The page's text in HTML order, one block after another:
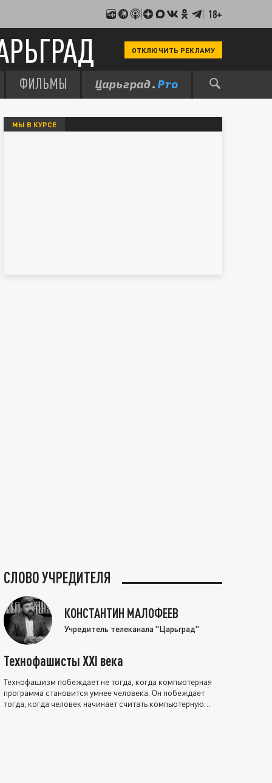
18+
ОТКЛЮЧИТЬ РЕКЛАМУ
ФИЛЬМЫ
МЫ В КУРСЕ
СЛОВО УЧРЕДИТЕЛЯ
КОНСТАНТИН МАЛОФЕЕВ
Учредитель телеканала "Царьград"
Технофашисты XXI века
Технофашизм побеждает не тогда, когда компьютерная
программа становится умнее человека. Он побеждает
тогда, когда человек начинает считать компьютерную